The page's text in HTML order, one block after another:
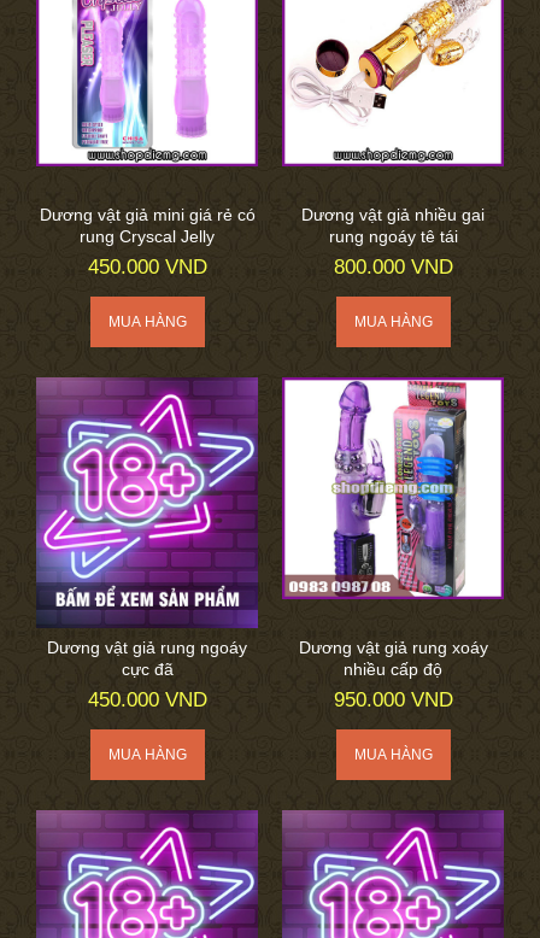
Dương vật giả mini giá rẻ có
rung Cryscal Jelly
450.000 VND
Dương vật giả nhiều gai
rung ngoáy tê tái
800.000 VND
Dương vật giả rung ngoáy
cực đã
450.000 VND
Dương vật giả rung xoáy
nhiều cấp độ
950.000 VND